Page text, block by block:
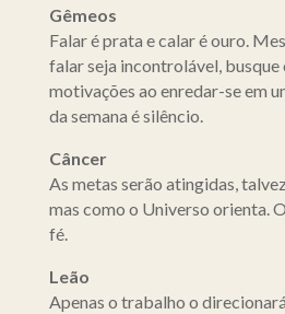
Gêmeos
Falar é prata e calar é ouro.
falar seja incontrolável, busque
motivações ao enredar-se em
da semana é silêncio.
Câncer
As metas serão atingidas,
mas como o Universo orienta.
fé.
Leão
Apenas o trabalho o